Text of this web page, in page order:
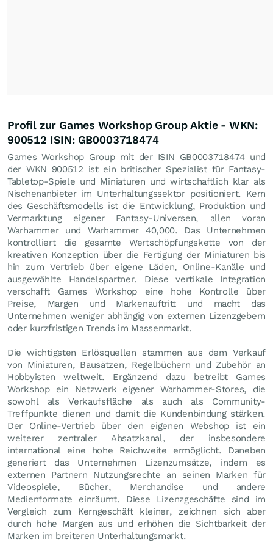
Profil zur Games Workshop Group Aktie - WKN:
900512 ISIN: GB0003718474
Games Workshop Group mit der ISIN GB0003718474 und
der WKN 900512 ist ein britischer Spezialist für Fantasy-
Tabletop-Spiele und Miniaturen und wirtschaftlich klar als
Nischenanbieter im Unterhaltungssektor positioniert. Kern
des Geschäftsmodells ist die Entwicklung, Produktion und
Vermarktung eigener Fantasy-Universen, allen voran
Warhammer und Warhammer 40,000. Das Unternehmen
kontrolliert die gesamte Wertschöpfungskette von der
kreativen Konzeption über die Fertigung der Miniaturen bis
hin zum Vertrieb über eigene Läden, Online-Kanäle und
ausgewählte Handelspartner. Diese vertikale Integration
verschafft Games Workshop eine hohe Kontrolle über
Preise, Margen und Markenauftritt und macht das
Unternehmen weniger abhängig von externen Lizenzgebern
oder kurzfristigen Trends im Massenmarkt.
Die wichtigsten Erlösquellen stammen aus dem Verkauf
von Miniaturen, Bausätzen, Regelbüchern und Zubehör an
Hobbyisten weltweit. Ergänzend dazu betreibt Games
Workshop ein Netzwerk eigener Warhammer-Stores, die
sowohl als Verkaufsfläche als auch als Community-
Treffpunkte dienen und damit die Kundenbindung stärken.
Der Online-Vertrieb über den eigenen Webshop ist ein
weiterer zentraler Absatzkanal, der insbesondere
international eine hohe Reichweite ermöglicht. Daneben
generiert das Unternehmen Lizenzumsätze, indem es
externen Partnern Nutzungsrechte an seinen Marken für
Videospiele, Bücher, Merchandise und andere
Medienformate einräumt. Diese Lizenzgeschäfte sind im
Vergleich zum Kerngeschäft kleiner, zeichnen sich aber
durch hohe Margen aus und erhöhen die Sichtbarkeit der
Marken im breiteren Unterhaltungsmarkt.